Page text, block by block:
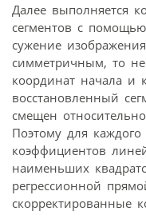
Далее выполняется
сегментов с
сужение
симметричным, то
координат начала и
восстановленный
смещен
Поэтому для каждого
коэффициентов
наименьших
регрессионной
скорректированные